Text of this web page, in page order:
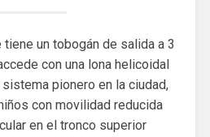
un tobogán de salida a 3
con una lona helicoidal
pionero en la ciudad,
con movilidad reducida
en el tronco superior